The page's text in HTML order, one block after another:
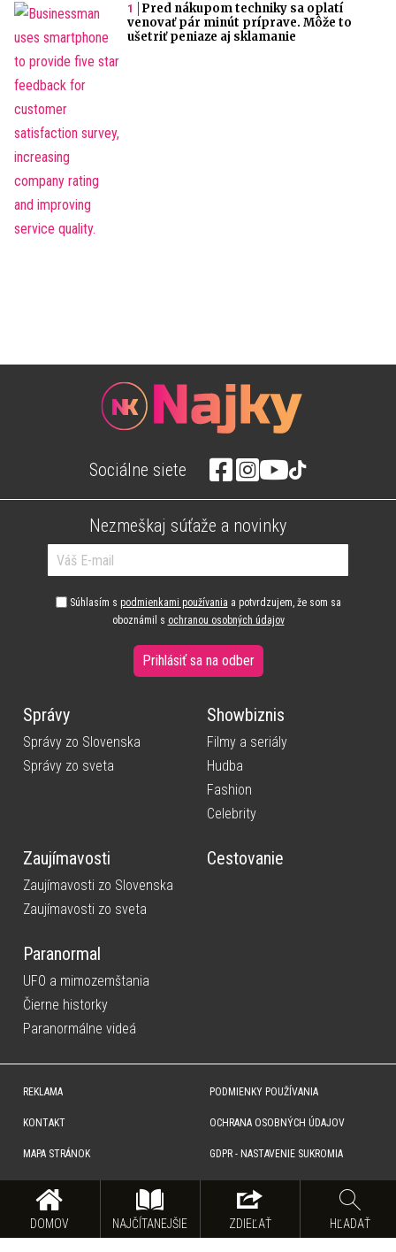
DOMOV NAJČÍTANEJŠIE ZDIEĽAŤ HĽADAŤ
Pred nákupom techniky sa oplatí
venovať pár minút príprave. Môže to
ušetriť peniaze aj sklamanie
Sociálne siete
Nezmeškaj súťaže a novinky
Súhlasím s podmienkami používania a potvrdzujem, že som sa
oboznámil s ochranou osobných údajov
Prihlásiť sa na odber
Správy
Správy zo Slovenska
Správy zo sveta
Showbiznis
Filmy a seriály
Hudba
Fashion
Celebrity
Zaujímavosti
Zaujímavosti zo Slovenska
Zaujímavosti zo sveta
Cestovanie
Paranormal
UFO a mimozemštania
Čierne historky
Paranormálne videá
REKLAMA
KONTAKT
MAPA STRÁNOK
PODMIENKY POUŽÍVANIA
OCHRANA OSOBNÝCH ÚDAJOV
GDPR - NASTAVENIE SUKROMIA
súhlas na rozmnožovanie, šírenie a na verejný prenos obsahu. Na tejto stránke môžu byť umiestnené reklamné
odkazy, alebo reklamné produkty.